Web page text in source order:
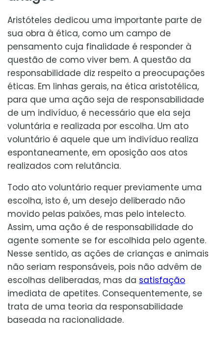
Aristóteles dedicou uma importante parte de
sua obra à ética, como um campo de
pensamento cuja finalidade é responder à
questão de como viver bem. A questão da
responsabilidade diz respeito a preocupações
éticas. Em linhas gerais, na ética aristotélica,
para que uma ação seja de responsabilidade
de um indivíduo, é necessário que ela seja
voluntária e realizada por escolha. Um ato
voluntário é aquele que um indivíduo realiza
espontaneamente, em oposição aos atos
realizados com relutância.
Todo ato voluntário requer previamente uma
escolha, isto é, um desejo deliberado não
movido pelas paixões, mas pelo intelecto.
Assim, uma ação é de responsabilidade do
agente somente se for escolhida pelo agente.
Nesse sentido, as ações de crianças e animais
não seriam responsáveis, pois não advêm de
escolhas deliberadas, mas da satisfação
imediata de apetites. Consequentemente, se
trata de uma teoria da responsabilidade
baseada na racionalidade.